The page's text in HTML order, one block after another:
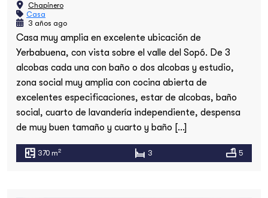
Chapinero
Casa
3 años ago
Casa muy amplia en excelente ubicación de
Yerbabuena, con vista sobre el valle del Sopó. De 3
alcobas cada una con baño o dos alcobas y estudio,
zona social muy amplia con cocina abierta de
excelentes especificaciones, estar de alcobas, baño
social, cuarto de lavandería independiente, despensa
de muy buen tamaño y cuarto y baño […]
370 m2 3 5